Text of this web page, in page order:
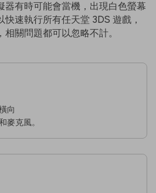
器有時可能會當機，出現白色螢幕
速執行所有任天堂 3DS 遊戲，
關問題都可以忽略不計。
向
麥克風。